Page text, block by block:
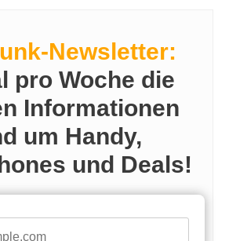
V
i
d
Newsletter:
pro Woche die
Informationen
um Handy,
und Deals!